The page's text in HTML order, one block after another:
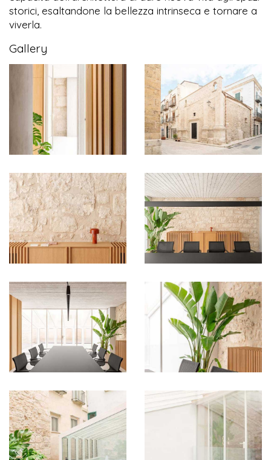
storici, esaltandone la bellezza intrinseca e tornare a
viverla.
Gallery